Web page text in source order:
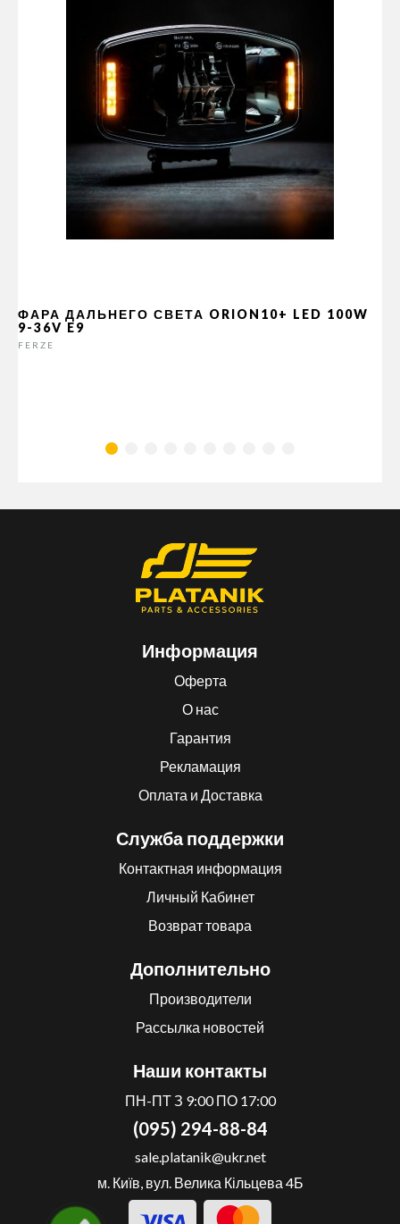
ФАРА ДАЛЬНЕГО СВЕТА ORION10+ LED 100W
9-36V E9
FERZE
Информация
Оферта
О нас
Гарантия
Рекламация
Оплата и Доставка
Служба поддержки
Контактная информация
Личный Кабинет
Возврат товара
Дополнительно
Производители
Рассылка новостей
Наши контакты
ПН-ПТ З 9:00 ПО 17:00
(095) 294-88-84
sale.platanik@ukr.net
м. Київ, вул. Велика Кільцева 4Б